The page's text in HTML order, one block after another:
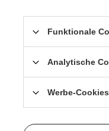
Funktionale
Analytische
Werbe-Cookies